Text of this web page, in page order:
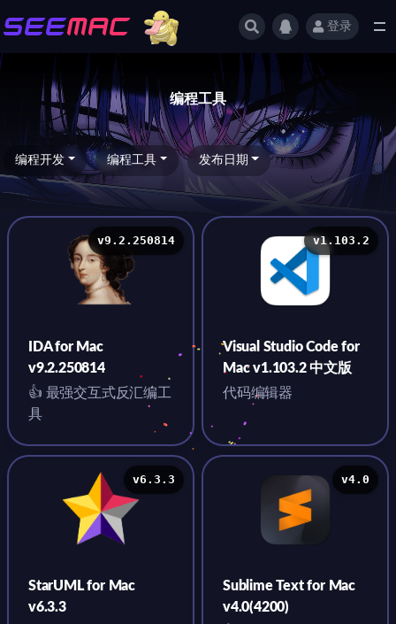
登录
编程工具
编程开发 编程工具 发布日期
v9.2.250814
IDA for Mac
v9.2.250814
👍 最强交互式反汇编工
具
v1.103.2
Visual Studio Code for
Mac v1.103.2 中文版
代码编辑器
v6.3.3
StarUML for Mac
v6.3.3
v4.0
Sublime Text for Mac
v4.0(4200)